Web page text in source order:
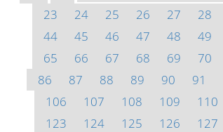
23
24 25 26 27 28
44
45 46 47 48 49
65
66 67 68 69 70
86
87 88 89 90 91
106
107 108 109 110
123
124 125 126 127